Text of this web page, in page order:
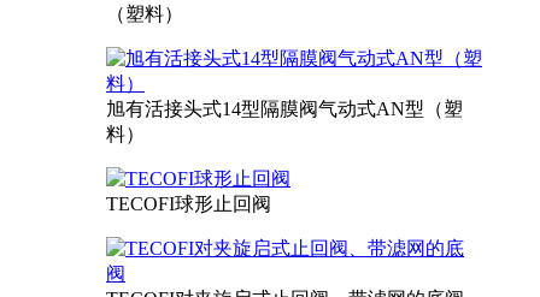
（塑料）
旭有活接头式14型隔膜阀气动式AN型（塑
料）
TECOFI球形止回阀